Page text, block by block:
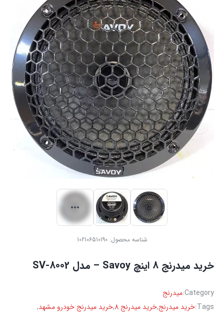
شناسه محصول:102106510190
خرید میدرنج 8 اینچ Savoy – مدل SV-8002
Category:میدرنج
Tags: خرید میدرنج,خرید میدرنج 8 ,خرید میدرنج خودرو مشهد,